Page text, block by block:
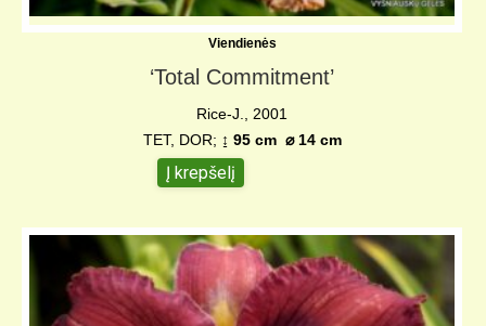
Viendienės
‘Total Commitment’
Rice-J., 2001
TET, DOR; ↨ 95 cm ⌀ 14 cm
5,00€
Į krepšelį